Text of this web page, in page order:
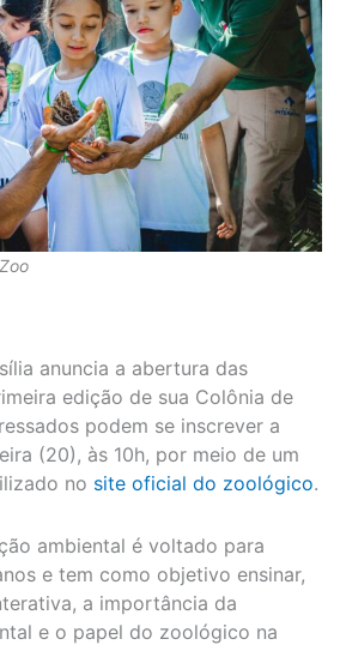
anuncia a abertura das
edição de sua Colônia de
podem se inscrever a
(20), às 10h, por meio de um
no site oficial do zoológico.
ambiental é voltado para
e tem como objetivo ensinar,
a importância da
e o papel do zoológico na